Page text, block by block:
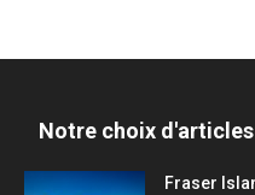
Notre choix d'articles
Fraser